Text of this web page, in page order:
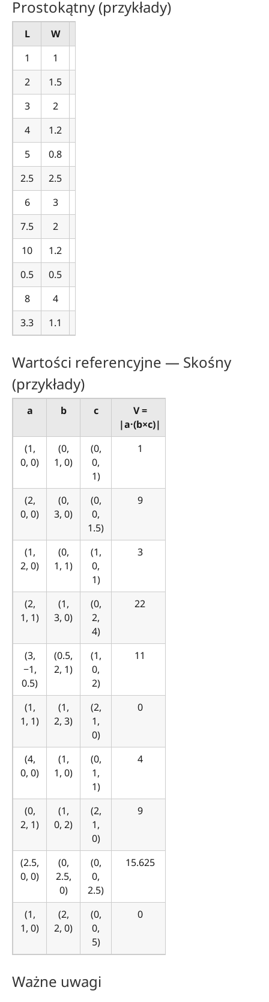
Prostokątny (przykłady)
L W
1
1
2
1.5
3
2
4
1.2
5
0.8
2.5
2.5
6
3
7.5
2
10
1.2
0.5
0.5
8
4
3.3
1.1
Wartości referencyjne — Skośny
(przykłady)
a b c
V =
|a·(b×c)|
(1,
0, 0)
(0,
1, 0)
(0,
0,
1)
1
(2,
0, 0)
(0,
3, 0)
(0,
0,
1.5)
9
(1,
2, 0)
(0,
1, 1)
(1,
0,
1)
3
(2,
1, 1)
(1,
3, 0)
(0,
2,
4)
22
(3,
−1,
0.5)
(0.5,
2, 1)
(1,
0,
2)
11
(1,
1, 1)
(1,
2, 3)
(2,
1,
0)
0
(4,
0, 0)
(1,
1, 0)
(0,
1,
1)
4
(0,
2, 1)
(1,
0, 2)
(2,
1,
0)
9
(2.5,
0, 0)
(0,
2.5,
0)
(0,
0,
2.5)
15.625
(1,
1, 0)
(2,
2, 0)
(0,
0,
5)
0
Ważne uwagi